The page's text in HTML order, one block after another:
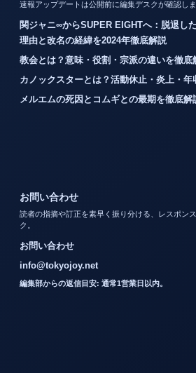
速報アップデートは公開前に編集デスクが確認しま
関ジャニ∞からSUPER EIGHTへ：脱退し
理由と改名の経緯を2024年徹底解説
教会とは？意味・役割・宗派の違いを徹底
カノックスターとは？活動休止・炎上・
メルエムの死因とコムギとの最期を徹底解
お問い合わせ
読者の指摘や訂正を素早く振り分ける、レスポン
ク。
お問い合わせ
info@tokyojoy.net
編集部からの返信目安: 通常1営業日以内。